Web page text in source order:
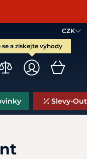
CZK
a získejte výhody
Slevy-